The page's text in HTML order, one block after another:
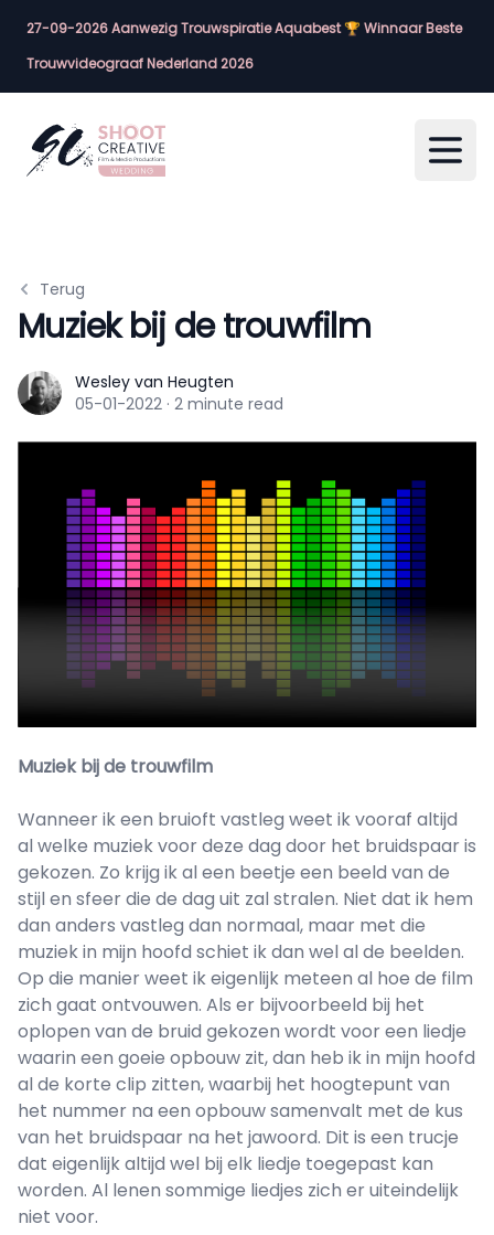
27-09-2026 Aanwezig Trouwspiratie Aquabest 🏆 Winnaar Beste
Trouwvideograaf Nederland 2026
Terug
Muziek bij de trouwfilm
Wesley van Heugten
Wesley van Heugten
05-01-2022 · 2 minute read
Muziek bij de trouwfilm
Wanneer ik een bruioft vastleg weet ik vooraf altijd
al welke muziek voor deze dag door het bruidspaar is
gekozen. Zo krijg ik al een beetje een beeld van de
stijl en sfeer die de dag uit zal stralen. Niet dat ik hem
dan anders vastleg dan normaal, maar met die
muziek in mijn hoofd schiet ik dan wel al de beelden.
Op die manier weet ik eigenlijk meteen al hoe de film
zich gaat ontvouwen. Als er bijvoorbeeld bij het
oplopen van de bruid gekozen wordt voor een liedje
waarin een goeie opbouw zit, dan heb ik in mijn hoofd
al de korte clip zitten, waarbij het hoogtepunt van
het nummer na een opbouw samenvalt met de kus
van het bruidspaar na het jawoord. Dit is een trucje
dat eigenlijk altijd wel bij elk liedje toegepast kan
worden. Al lenen sommige liedjes zich er uiteindelijk
niet voor.